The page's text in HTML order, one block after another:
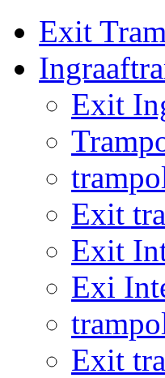
Exit
Exit
Exit
Exit
Exi
Exit